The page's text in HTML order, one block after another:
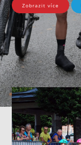
Zobrazit více